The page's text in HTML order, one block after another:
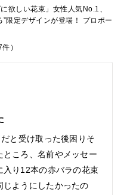
欲しい花束」女性人気No.1、
”限定デザインが登場！ プロポー
件）
と受け取った後困りそ
ところ、名前やメッセー
入り12本の赤バラの花束
じようにしたかったの